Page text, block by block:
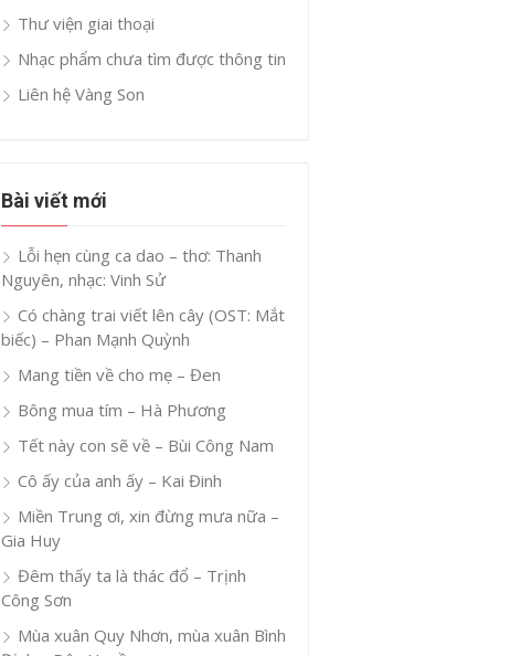
Thư viện giai thoại
Nhạc phẩm chưa tìm được thông tin
Liên hệ Vàng Son
Bài viết mới
Lỗi hẹn cùng ca dao – thơ: Thanh
Nguyên, nhạc: Vinh Sử
Có chàng trai viết lên cây (OST: Mắt
biếc) – Phan Mạnh Quỳnh
Mang tiền về cho mẹ – Đen
Bông mua tím – Hà Phương
Tết này con sẽ về – Bùi Công Nam
Cô ấy của anh ấy – Kai Đinh
Miền Trung ơi, xin đừng mưa nữa –
Gia Huy
Đêm thấy ta là thác đổ – Trịnh
Công Sơn
Mùa xuân Quy Nhơn, mùa xuân Bình